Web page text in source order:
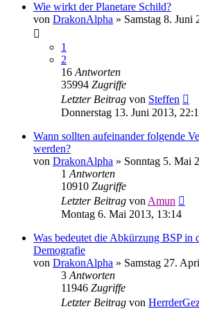
Wie wirkt der Planetare Schild?
von DrakonAlpha » Samstag 8. Juni
1
2
16 Antworten
35994 Zugriffe
Letzter Beitrag von Steffen
Donnerstag 13. Juni 2013,
Wann sollten aufeinander folgende
werden?
von DrakonAlpha » Sonntag 5. Mai
1 Antworten
10910 Zugriffe
Letzter Beitrag von Amun
Montag 6. Mai 2013, 13:14
Was bedeutet die Abkürzung BSP in
Demografie
von DrakonAlpha » Samstag 27.
3 Antworten
11946 Zugriffe
Letzter Beitrag von